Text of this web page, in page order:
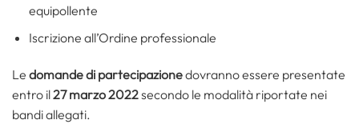
equipollente
Iscrizione all’Ordine professionale
Le domande di partecipazionedovranno essere presentate
entro il27 marzo 2022secondo le modalità riportate nei
bandi allegati.